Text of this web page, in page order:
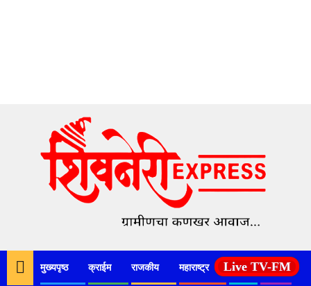
content
मुख्यपृष्ठ क्राईम राजकीय महाराष्ट्र देश कृषी
Live TV-FM